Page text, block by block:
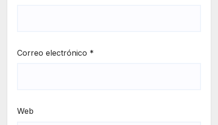
Correo electrónico *
Web